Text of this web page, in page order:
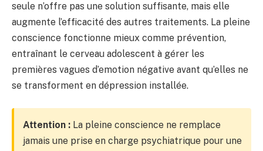
seule n’offre pas une solution suffisante, mais elle
augmente l’efficacité des autres traitements. La pleine
conscience fonctionne mieux comme prévention,
entraînant le cerveau adolescent à gérer les
premières vagues d’emotion négative avant qu’elles ne
se transforment en dépression installée.
Attention : La pleine conscience ne remplace
jamais une prise en charge psychiatrique pour une